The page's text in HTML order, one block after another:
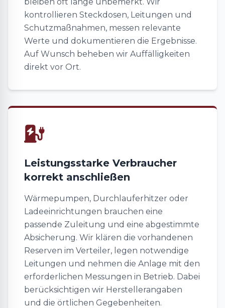
kontrollieren Steckdosen, Leitungen und
Schutzmaßnahmen, messen relevante
Werte und dokumentieren die Ergebnisse.
Auf Wunsch beheben wir Auffälligkeiten
direkt vor Ort.
Leistungsstarke Verbraucher
korrekt anschließen
Wärmepumpen, Durchlauferhitzer oder
Ladeeinrichtungen brauchen eine
passende Zuleitung und eine abgestimmte
Absicherung. Wir klären die vorhandenen
Reserven im Verteiler, legen notwendige
Leitungen und nehmen die Anlage mit den
erforderlichen Messungen in Betrieb. Dabei
berücksichtigen wir Herstellerangaben
und die örtlichen Gegebenheiten.